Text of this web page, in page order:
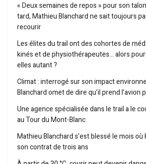
« Deux semaines de repos » pour son
tard, Mathieu Blanchard ne sait toujours
recourir
Les élites du trail ont des cohortes de
kinés et de physiothérapeutes… alors
elles autant ?
Climat : interrogé sur son impact
Blanchard omet de dire qu’il prend l’avion
Une agence spécialisée dans le trail a le
au Tour du Mont-Blanc
Mathieu Blanchard s’est blessé le mois où
son contrat de trois ans